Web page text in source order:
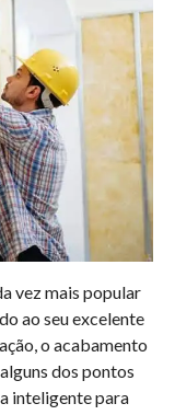
vez mais popular
ao seu excelente
o acabamento
dos pontos
inteligente para